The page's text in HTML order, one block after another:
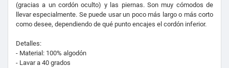
(gracias a un cordón oculto) y las piernas. Son muy cómodos de
llevar especialmente. Se puede usar un poco más largo o más corto
como desee, dependiendo de qué punto encajes el cordón inferior.
Detalles:
- Material: 100% algodón
- Lavar a 40 grados